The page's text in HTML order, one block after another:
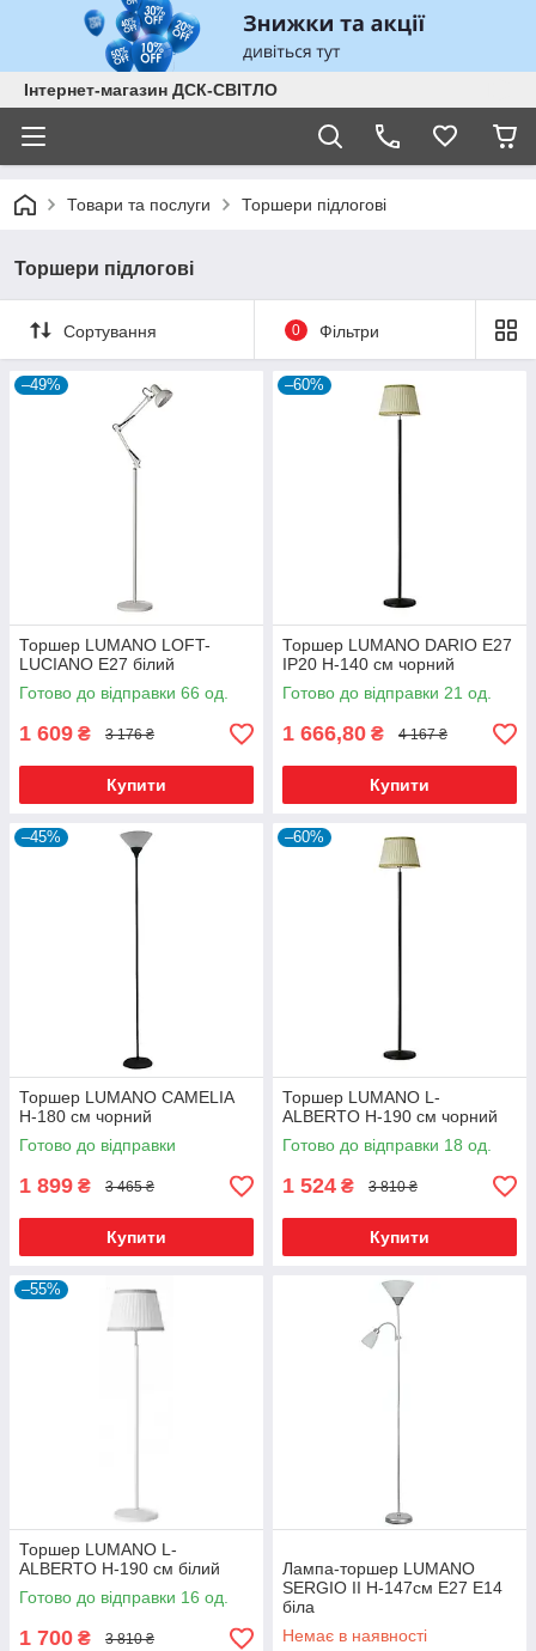
Інтернет-магазин ДСК-СВІТЛО
Товари та послуги Торшери підлогові
Торшери підлогові
Сортування 0 Фільтри
–49%
Торшер LUMANO LOFT-
LUCIANO E27 білий
Готово до відправки 66 од.
1 609 ₴ 3 176 ₴
Купити
–60%
Торшер LUMANO DARIO E27
IP20 H-140 см чорний
Готово до відправки 21 од.
1 666,80 ₴ 4 167 ₴
Купити
–45%
Торшер LUMANO CAMELIA
H-180 см чорний
Готово до відправки
1 899 ₴ 3 465 ₴
Купити
–60%
Торшер LUMANO L-
ALBERTO H-190 см чорний
Готово до відправки 18 од.
1 524 ₴ 3 810 ₴
Купити
–55%
Торшер LUMANO L-
ALBERTO H-190 см білий
Готово до відправки 16 од.
1 700 ₴ 3 810 ₴
Лампа-торшер LUMANO
SERGIO II H-147см Е27 Е14
біла
Немає в наявності